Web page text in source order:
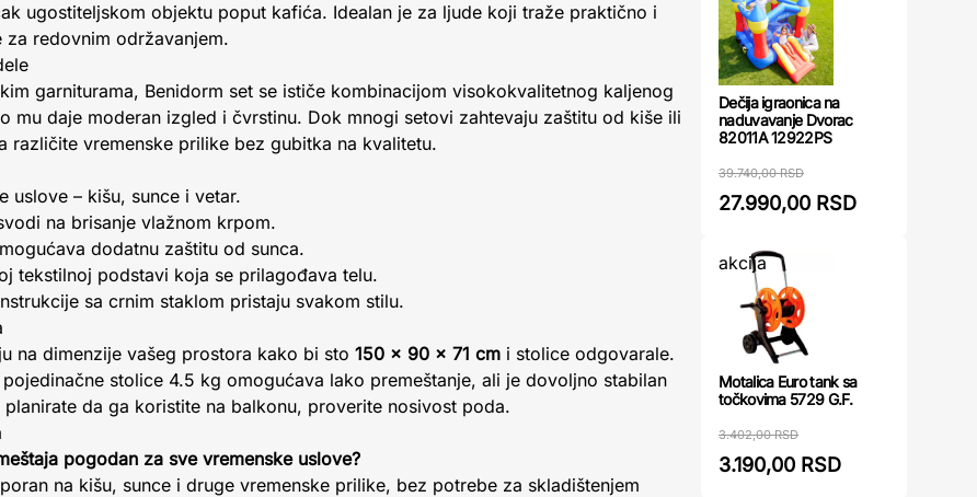
ugostiteljskom objektu poput kafića. Idealan je za ljude koji traže praktično i
redovnim održavanjem.
garniturama, Benidorm set se ističe kombinacijom visokokvalitetnog kaljenog
mu daje moderan izgled i čvrstinu. Dok mnogi setovi zahtevaju zaštitu od kiše ili
različite vremenske prilike bez gubitka na kvalitetu.
uslove – kišu, sunce i vetar.
na brisanje vlažnom krpom.
dodatnu zaštitu od sunca.
tekstilnoj podstavi koja se prilagođava telu.
sa crnim staklom pristaju svakom stilu.
na dimenzije vašeg prostora kako bi sto 150 x 90 x 71 cm i stolice odgovarale.
stolice 4.5 kg omogućava lako premeštanje, ali je dovoljno stabilan
da ga koristite na balkonu, proverite nosivost poda.
pogodan za sve vremenske uslove?
na kišu, sunce i druge vremenske prilike, bez potrebe za skladištenjem
Dečija igraonica na
naduvavanje Dvorac
82011A 12922PS
39.740,00 RSD
27.990,00 RSD
akcija
Motalica Euro tank sa
točkovima 5729 G.F.
3.402,00 RSD
3.190,00 RSD